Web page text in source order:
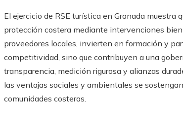
El ejercicio de RSE turística en Granada
protección costera mediante intervenciones
proveedores locales, invierten en formación y
competitividad, sino que contribuyen a una
transparencia, medición rigurosa y alianzas
las ventajas sociales y ambientales se
comunidades costeras.